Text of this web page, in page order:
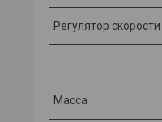
Регулятор
Масса